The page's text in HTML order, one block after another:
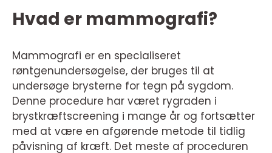
Hvad er mammografi?
Mammografi er en specialiseret
røntgenundersøgelse, der bruges til at
undersøge brysterne for tegn på sygdom.
Denne procedure har været rygraden i
brystkræftscreening i mange år og fortsætter
med at være en afgørende metode til tidlig
påvisning af kræft. Det meste af proceduren